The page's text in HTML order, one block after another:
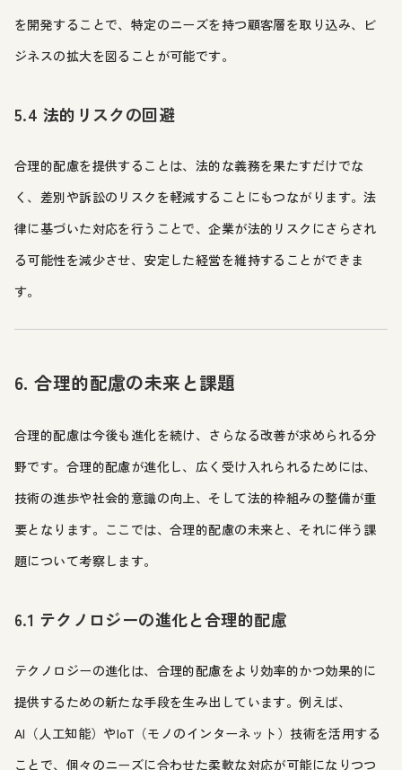
を開発することで、特定のニーズを持つ顧客層を取り込み、ビ
ジネスの拡大を図ることが可能です。
5.4 法的リスクの回避
合理的配慮を提供することは、法的な義務を果たすだけでな
く、差別や訴訟のリスクを軽減することにもつながります。法
律に基づいた対応を行うことで、企業が法的リスクにさらされ
る可能性を減少させ、安定した経営を維持することができま
す。
6. 合理的配慮の未来と課題
合理的配慮は今後も進化を続け、さらなる改善が求められる分
野です。合理的配慮が進化し、広く受け入れられるためには、
技術の進歩や社会的意識の向上、そして法的枠組みの整備が重
要となります。ここでは、合理的配慮の未来と、それに伴う課
題について考察します。
6.1 テクノロジーの進化と合理的配慮
テクノロジーの進化は、合理的配慮をより効率的かつ効果的に
提供するための新たな手段を生み出しています。例えば、
AI（人工知能）やIoT（モノのインターネット）技術を活用する
ことで、個々のニーズに合わせた柔軟な対応が可能になりつつ